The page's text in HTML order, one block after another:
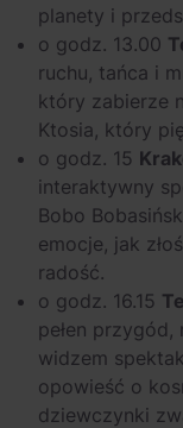
planety i
o godz. 13.00
ruchu, tańca i
który zabierze
Ktosia, który
o godz. 15
interaktywny
Bobo
emocje, jak
radość.
o godz. 16.15
pełen
widzem
opowieść o
dziewczynki